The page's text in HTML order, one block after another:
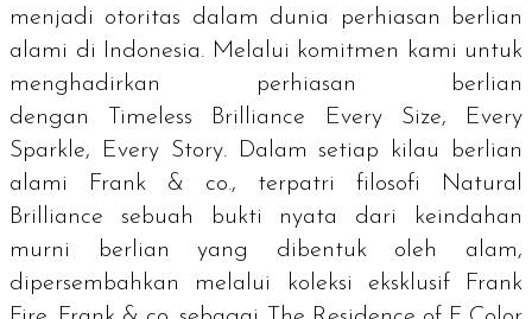
menjadi otoritas dalam dunia perhiasan berlian
alami di Indonesia. Melalui komitmen kami untuk
menghadirkan perhiasan berlian
dengan
Timeless Brilliance Every Size, Every
Sparkle, Every Story. Dalam setiap kilau berlian
alami Frank & co., terpatri filosofi Natural
Brilliance sebuah bukti nyata dari keindahan
murni berlian yang dibentuk oleh alam,
dipersembahkan melalui koleksi eksklusif Frank